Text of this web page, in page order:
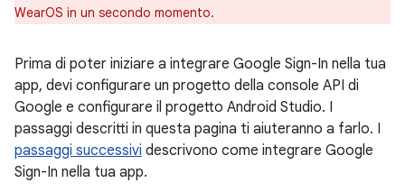
WearOS in un secondo momento.
Prima di poter iniziare a integrare Google Sign-In nella tua
app, devi configurare un progetto della console API di
Google e configurare il progetto Android Studio. I
passaggi descritti in questa pagina ti aiuteranno a farlo. I
passaggi successivi descrivono come integrare Google
Sign-In nella tua app.